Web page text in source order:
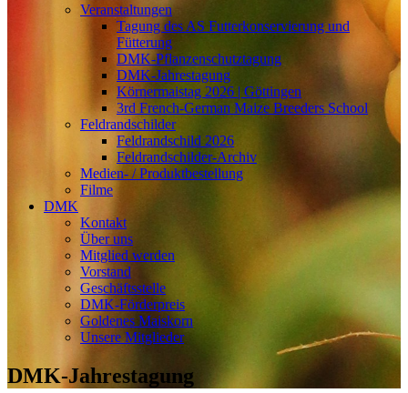
Veranstaltungen
Tagung des AS Futterkonservierung und
Fütterung
DMK-Pflanzenschutztagung
DMK-Jahrestagung
Körnermaistag 2026 | Göttingen
3rd French-German Maize Breeders School
Feldrandschilder
Feldrandschild 2026
Feldrandschilder-Archiv
Medien- / Produktbestellung
Filme
DMK
Kontakt
Über uns
Mitglied werden
Vorstand
Geschäftsstelle
DMK-Förderpreis
Goldenes Maiskorn
Unsere Mitglieder
DMK-Jahrestagung